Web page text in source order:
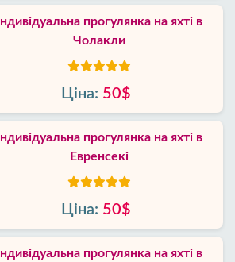
Індивідуальна прогулянка на яхті в
Чолакли
Ціна: 50$
Індивідуальна прогулянка на яхті в
Евренсекі
Ціна: 50$
Індивідуальна прогулянка на яхті в